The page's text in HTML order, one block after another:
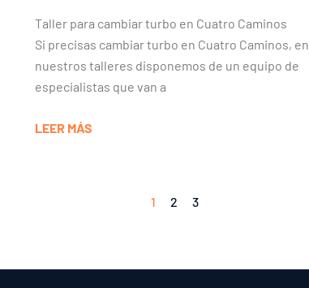
Taller para cambiar turbo en Cuatro Caminos
Si precisas cambiar turbo en Cuatro Caminos, en
nuestros talleres disponemos de un equipo de
especialistas que van a
LEER MÁS
1 2 3